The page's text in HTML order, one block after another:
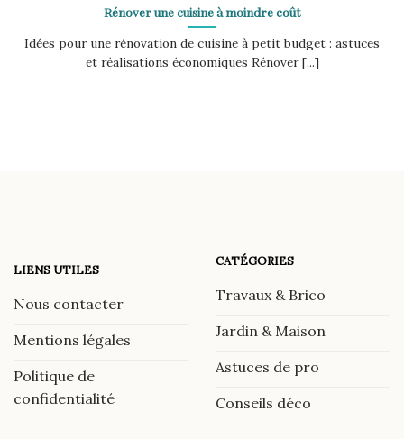
Rénover une cuisine à moindre coût
Idées pour une rénovation de cuisine à petit budget : astuces
et réalisations économiques Rénover [...]
LIENS UTILES
Nous contacter
Mentions légales
Politique de
confidentialité
CATÉGORIES
Travaux & Brico
Jardin & Maison
Astuces de pro
Conseils déco